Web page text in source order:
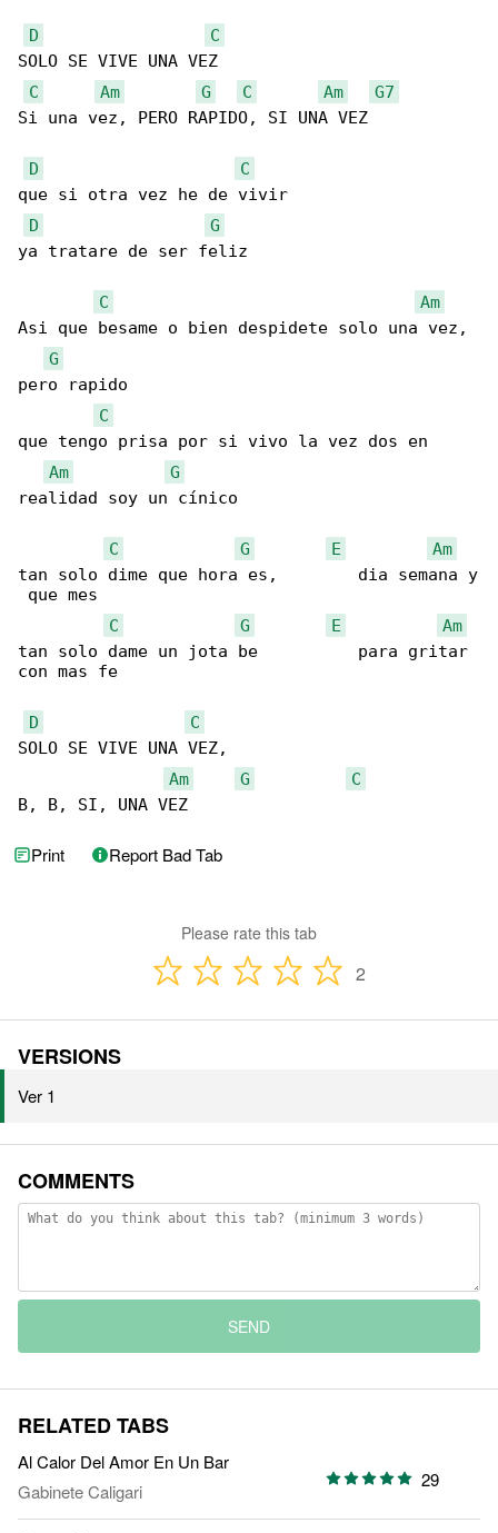
D
C
SOLO SE VIVE UNA VEZ
C
Am G C Am
G7
Si una vez, PERO RAPIDO, SI UNA VEZ
D
C
que si otra vez he de vivir
D
G
ya tratare de ser feliz
C
Am
Asi que besame o bien despidete solo una vez,
G
pero rapido
C
que tengo prisa por si vivo la vez dos en
Am
G
realidad soy un cínico
C G E
Am
tan solo dime que hora es,        dia semana y
que mes
C
G E
Am
tan solo dame un jota be          para gritar
con mas fe
D
C
SOLO SE VIVE UNA VEZ,
Am
G
C
B, B, SI, UNA VEZ
Print Report Bad Tab
Please rate this tab
2
VERSIONS
Ver 1
COMMENTS
SEND
RELATED TABS
Al Calor Del Amor En Un Bar
Gabinete Caligari
29